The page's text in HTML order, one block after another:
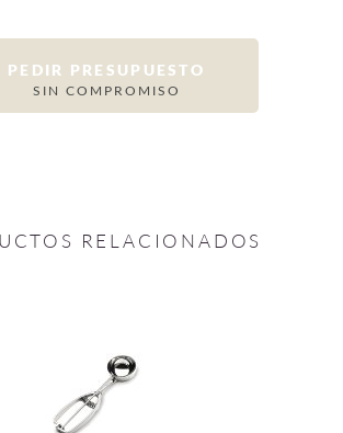
PEDIR PRESUPUESTO
SIN COMPROMISO
RELACIONADOS